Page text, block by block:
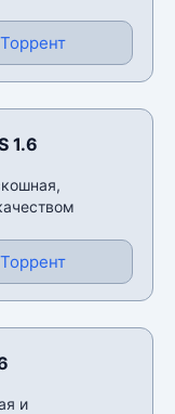
Торрент
1.6
Торрент
и